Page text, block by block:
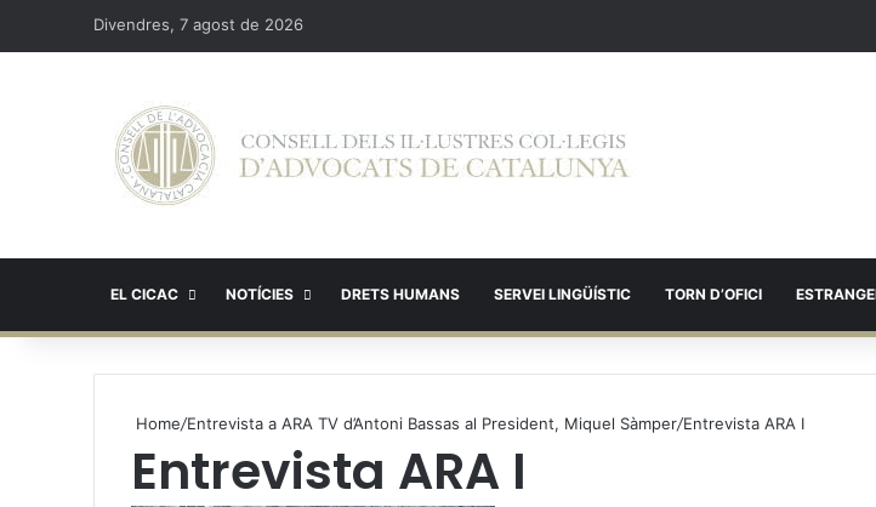
Divendres, 7 agost de 2026
EL CICAC NOTÍCIES DRETS HUMANS SERVEI LINGÜÍSTIC TORN D’OFICI
Home/Entrevista a ARA TV d’Antoni Bassas al President, Miquel Sàmper/Entrevista ARA I
Entrevista ARA I